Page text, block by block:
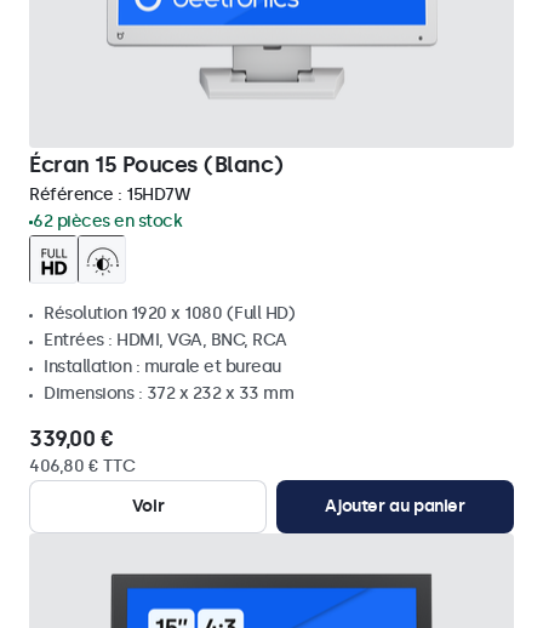
Écran 15 Pouces (Blanc)
Référence : 15HD7W
62 pièces en stock
Résolution 1920 x 1080 (Full HD)
Entrées : HDMI, VGA, BNC, RCA
Installation : murale et bureau
Dimensions : 372 x 232 x 33 mm
339,00 €
406,80 € TTC
Voir
Ajouter au panier